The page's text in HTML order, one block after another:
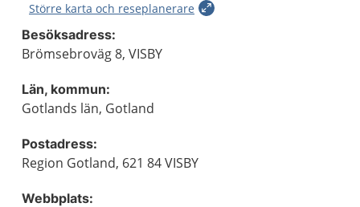
Större karta och reseplanerare
Besöksadress:
Brömsebroväg 8, VISBY
Län, kommun:
Gotlands län, Gotland
Postadress:
Region Gotland, 621 84 VISBY
Webbplats: